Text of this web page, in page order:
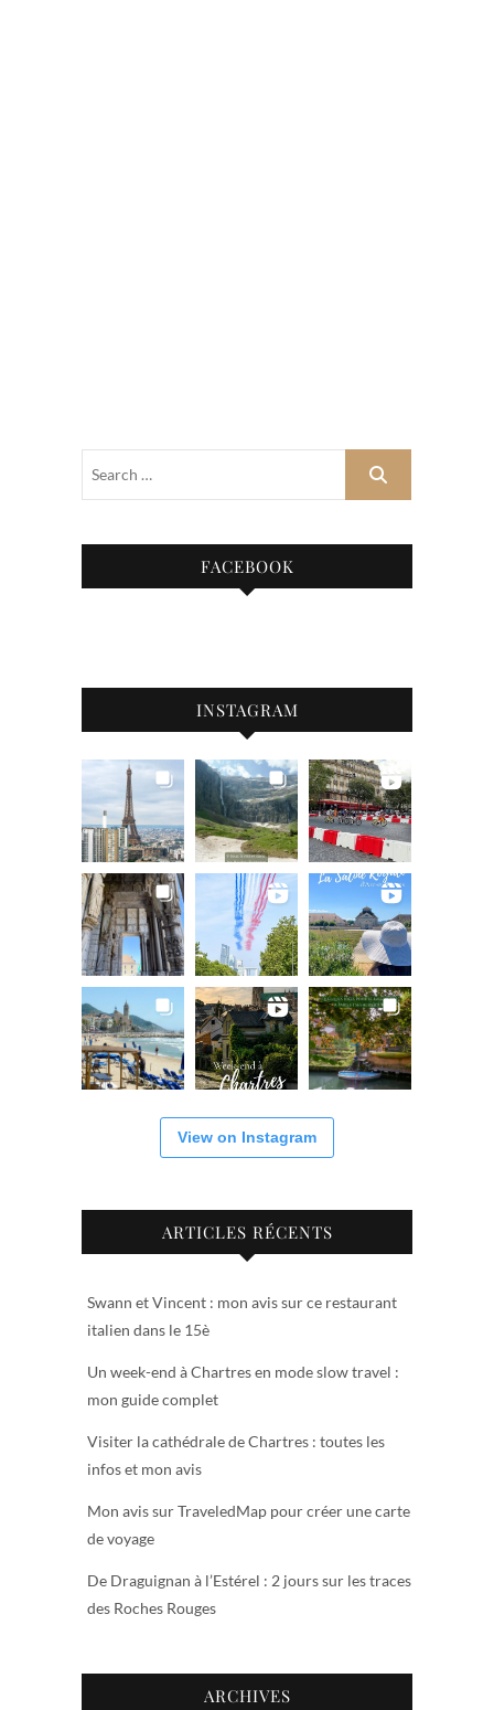
FACEBOOK
INSTAGRAM
View on Instagram
ARTICLES RÉCENTS
Swann et Vincent : mon avis sur ce restaurant
italien dans le 15è
Un week-end à Chartres en mode slow travel :
mon guide complet
Visiter la cathédrale de Chartres : toutes les
infos et mon avis
Mon avis sur TraveledMap pour créer une carte
de voyage
De Draguignan à l’Estérel : 2 jours sur les traces
des Roches Rouges
ARCHIVES